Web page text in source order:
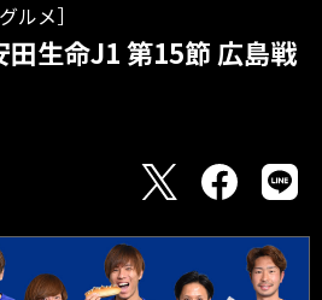
ルメ］
生命J1 第15節 広島戦